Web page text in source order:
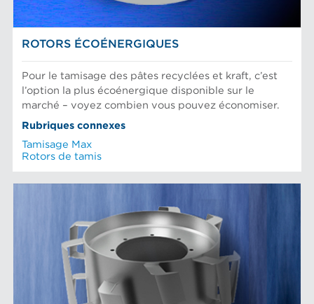
ROTORS ÉCOÉNERGIQUES
Pour le tamisage des pâtes recyclées et kraft, c’est
l’option la plus écoénergique disponible sur le
marché – voyez combien vous pouvez économiser.
Rubriques connexes
Tamisage Max
Rotors de tamis